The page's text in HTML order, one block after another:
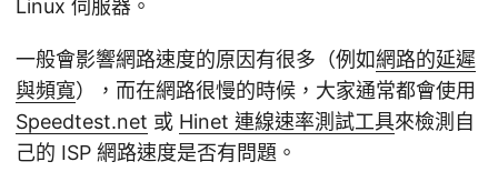
Linux 伺服器。
一般會影響網路速度的原因有很多（例如網路的延遲
與頻寬），而在網路很慢的時候，大家通常都會使用
Speedtest.net 或 Hinet 連線速率測試工具來檢測自
己的 ISP 網路速度是否有問題。